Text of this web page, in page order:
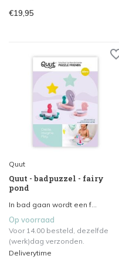
€19,95
Quut
Quut - badpuzzel - fairy
pond
In bad gaan wordt een f...
Op voorraad
Voor 14.00 besteld, dezelfde
(werk)dag verzonden.
Deliverytime